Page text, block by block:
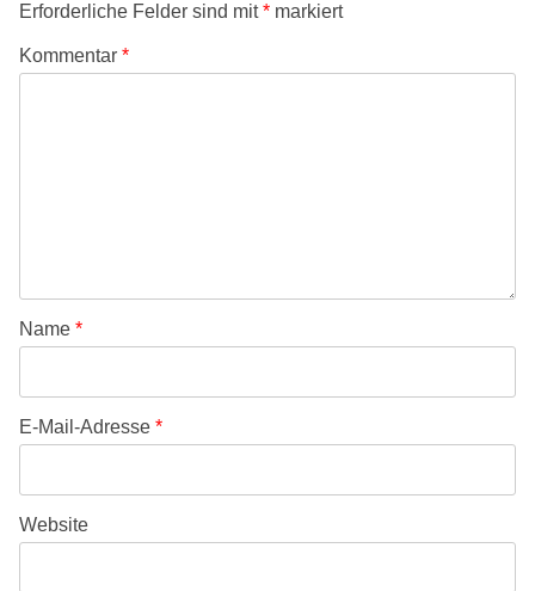
Erforderliche Felder sind mit* markiert
Kommentar *
Name *
E-Mail-Adresse *
Website